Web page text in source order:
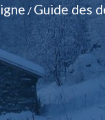
/ Guide des